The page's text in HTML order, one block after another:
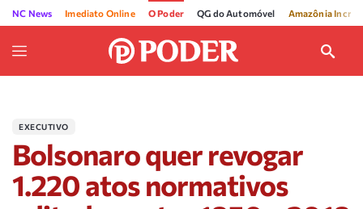
NC News Imediato Online O Poder QG do Automóvel Amazônia
EXECUTIVO
Bolsonaro quer revogar
1.220 atos normativos